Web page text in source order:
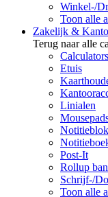
Winkel-/
Toon alle
Zakelijk &
Terug naar alle
Calculators
Etuis
Linialen
Post-It
Rollup
Schrijf-/
Toon alle